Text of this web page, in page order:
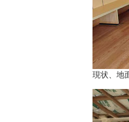
現状、地